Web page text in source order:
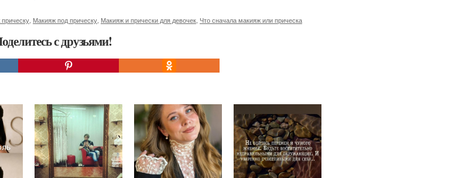
Макияж под прическу Макияж и прически для девочек Что сначала макияж или прическа
с друзьями!